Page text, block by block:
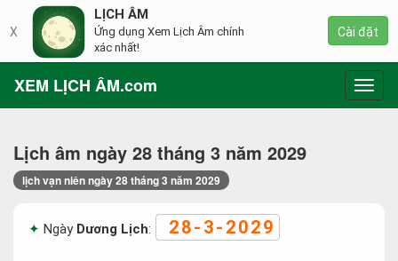
XEM LỊCH ÂM.com
Lịch âm ngày 28 tháng 3 năm 2029
lịch vạn niên ngày 28 tháng 3 năm 2029
Ngày Dương Lịch: 28-3-2029
X
LỊCH ÂM
Ứng dụng Xem Lịch Âm chính
xác nhất!
Cài đặt